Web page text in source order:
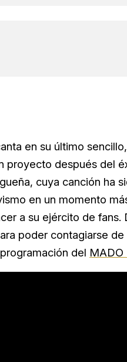
en su último sencillo,
proyecto después del
cuya canción ha
en un momento
a su ejército de fans.
poder contagiarse
del MADO